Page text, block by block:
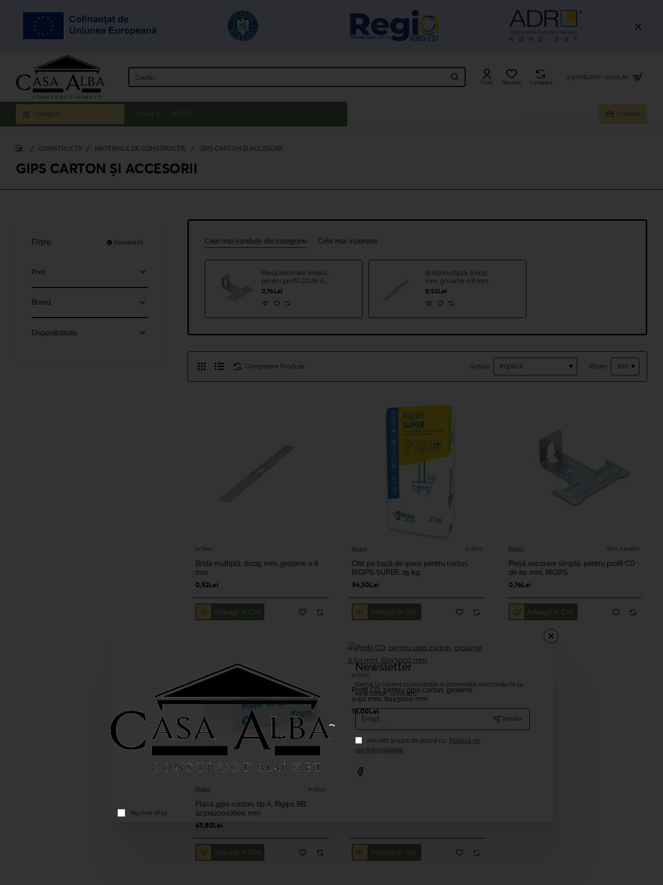
Newsletter
Ramai la curent cu noutatile si promotiile inscriindu-te la
newsletter-ul nostru
Email....
Trimite
Am citit şi sunt de acord cu Politică de
confidențialitate
Nu mai afisa
Cauta... Cont Favorite Compară
0 produs(e) - 0,00Lei
Categorii Brand OFERTE Contact
GIPS CARTON ȘI ACCESORII
CONSTRUCȚII MATERIALE DE CONSTRUCȚIE GIPS CARTON ȘI ACCESORII
Filtre Resetează
Preț
Brand
Disponibilitate
Cele mai vandute din categorie Cele mai vizionate
Piesă ancorare simplă,
pentru profil CD de 60
mm, RIGIPS
0,76Lei
Bridă multiplă, 6x125
mm, grosime 0.8 mm
0,92Lei
Comparare Produse Sortare Afisare
In Stoc
Bridă multiplă, 6x125 mm, grosime 0.8
mm
0,92Lei
Adaugă în Coş
Rigips In Stoc
Chit pe bază de ipsos pentru rosturi,
RIGIPS SUPER, 25 kg
96,50Lei
Adaugă în Coş
Stoc furnizor
Rigips Stoc furnizor
Piesă ancorare simplă, pentru profil CD
de 60 mm, RIGIPS
0,76Lei
Adaugă în Coş
Rigips In Stoc
Placă gips-carton, tip A, Rigips RB,
12.5x1200x2600 mm
45,80Lei
Adaugă în Coş
In Stoc
Profil CD, pentru gips carton, grosime
0.50 mm, 60x3000 mm
13,00Lei
Adaugă în Coş